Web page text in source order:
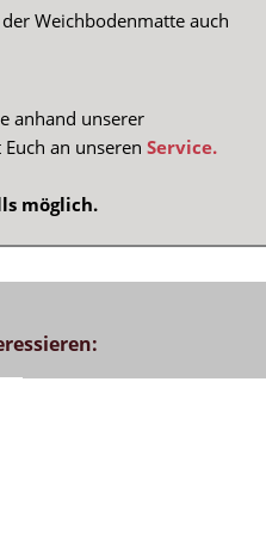
Weichbodenmatte auch
anhand unserer
an unserenService.
möglich.